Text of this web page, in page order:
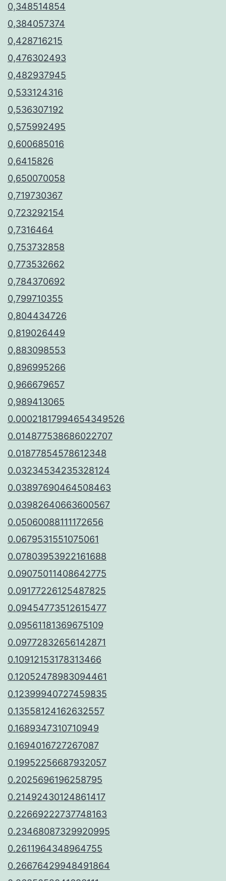
0,348514854
0,384057374
0,428716215
0,476302493
0,482937945
0,533124316
0,536307192
0,575992495
0,600685016
0,6415826
0,650070058
0,719730367
0,723292154
0,7316464
0,753732858
0,773532662
0,784370692
0,799710355
0,804434726
0,819026449
0,883098553
0,896995266
0,966679657
0,989413065
0.00021817994654349526
0.014877538686022707
0.01877854578612348
0.03234534235328124
0.03897690464508463
0.03982640663600567
0.05060088111172656
0.0679531551075061
0.07803953922161688
0.09075011408642775
0.09177226125487825
0.09454773512615477
0.09561181369675109
0.09772832656142871
0.10912153178313466
0.12052478983094461
0.12399940727459835
0.13558124162632557
0.1689347310710949
0.1694016727267087
0.19952256687932057
0.2025696196258795
0.21492430124861417
0.22669222737748163
0.23468087329920995
0.2611964348964755
0.26676429948491864